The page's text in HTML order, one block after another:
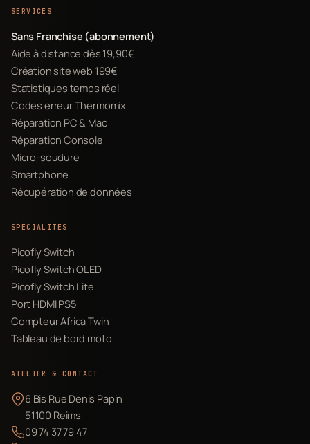
SERVICES
Sans Franchise (abonnement)
Aide à distance dès 19,90€
Création site web 199€
Statistiques temps réel
Codes erreur Thermomix
Réparation PC & Mac
Réparation Console
Micro-soudure
Smartphone
Récupération de données
SPÉCIALITÉS
Picofly Switch
Picofly Switch OLED
Picofly Switch Lite
Port HDMI PS5
Compteur Africa Twin
Tableau de bord moto
ATELIER & CONTACT
6 Bis Rue Denis Papin
51100 Reims
09 74 37 79 47